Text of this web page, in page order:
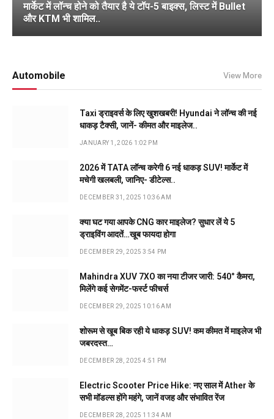
मार्केट में लॉन्च होने को तैयार है ये टॉप-5 बाइक्स, लिस्ट में Bullet
और KTM भी शामिल..
Automobile View More
Taxi ड्राइवर्स के लिए खुशखबरी! Hyundai ने लॉन्च की नई
धाकड़ टैक्सी, जानें- कीमत और माइलेज..
JANUARY 1, 2026 1:02 PM
2026 में TATA लॉन्च करेगी 6 नई धाकड़ SUV! मार्केट में
मचेगी खलबली, जानिए- डीटेल्स..
DECEMBER 31, 2025 10:36 AM
क्या घट गया आपके CNG कार माइलेज? सुधार लें ये 5
ड्राइविंग आदतें…खूब फायदा होगा
DECEMBER 29, 2025 3:54 PM
Mahindra XUV 7XO का नया टीजर जारी: 540° कैमरा,
मिलेंगे कई सेगमेंट-फर्स्ट फीचर्स
DECEMBER 29, 2025 10:16 AM
शोरूम से खूब बिक रही ये धाकड़ SUV! कम कीमत में माइलेज भी
जबरदस्त…
DECEMBER 28, 2025 4:51 PM
Electric Scooter Price Hike: नए साल में Ather के
सभी मॉडल्स होंगे महंगे, जानें वजह और संभावित रेंज
DECEMBER 28, 2025 11:34 AM